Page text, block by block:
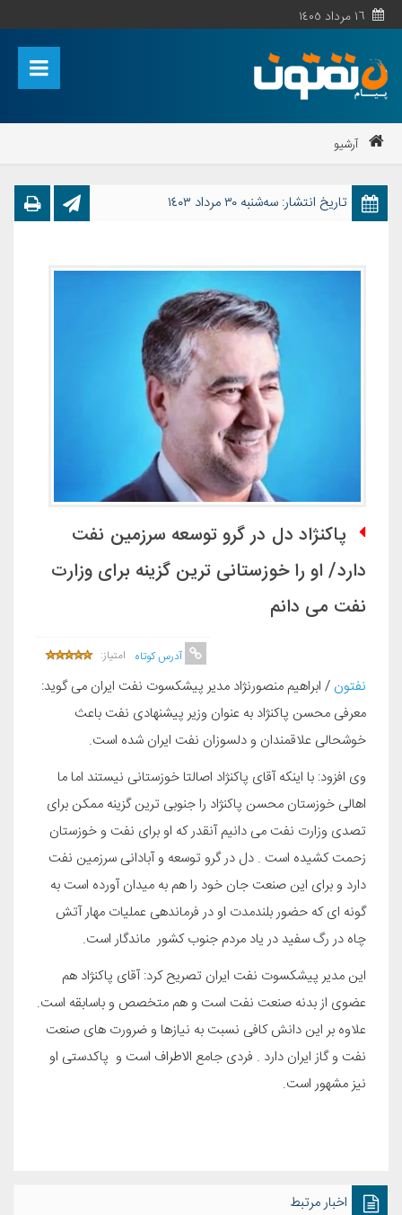
١٦ مرداد ١٤٠٥
آرشیو
تاریخ انتشار: ﺳﻪشنبه ٣٠ مرداد ١٤٠٣
پاکنژاد دل در گرو توسعه سرزمین نفت
دارد/ او را خوزستانی ترین گزینه برای وزارت
نفت می دانم
آدرس کوتاه امتیاز:
نفتون / ابراهیم منصورنژاد مدیر پیشکسوت نفت ایران می گوید:
معرفی محسن پاکنژاد به عنوان وزیر پیشنهادی نفت باعث
خوشحالی علاقمندان و دلسوزان نفت ایران شده است.
وی افزود: با اینکه آقای پاکنژاد اصالتا خوزستانی نیستند اما ما
اهالی خوزستان محسن پاکنژاد را جنوبی ترین گزینه ممکن برای
تصدی وزارت نفت می دانیم آنقدر که او برای نفت و خوزستان
زحمت کشیده است . دل در گرو توسعه و آبادانی سرزمین نفت
دارد و برای این صنعت جان خود را هم به میدان آورده است به
گونه ای که حضور بلندمدت او در فرماندهی عملیات مهار آتش
چاه در رگ سفید در یاد مردم جنوب کشور ماندگار است.
این مدیر پیشکسوت نفت ایران تصریح کرد: آقای پاکنژاد هم
عضوی از بدنه صنعت نفت است و هم متخصص و باسابقه است.
علاوه بر این دانش کافی نسبت به نیازها و ضرورت های صنعت
نفت و گاز ایران دارد . فردی جامع الاطراف است و پاکدستی او
نیز مشهور است.
اخبار مرتبط